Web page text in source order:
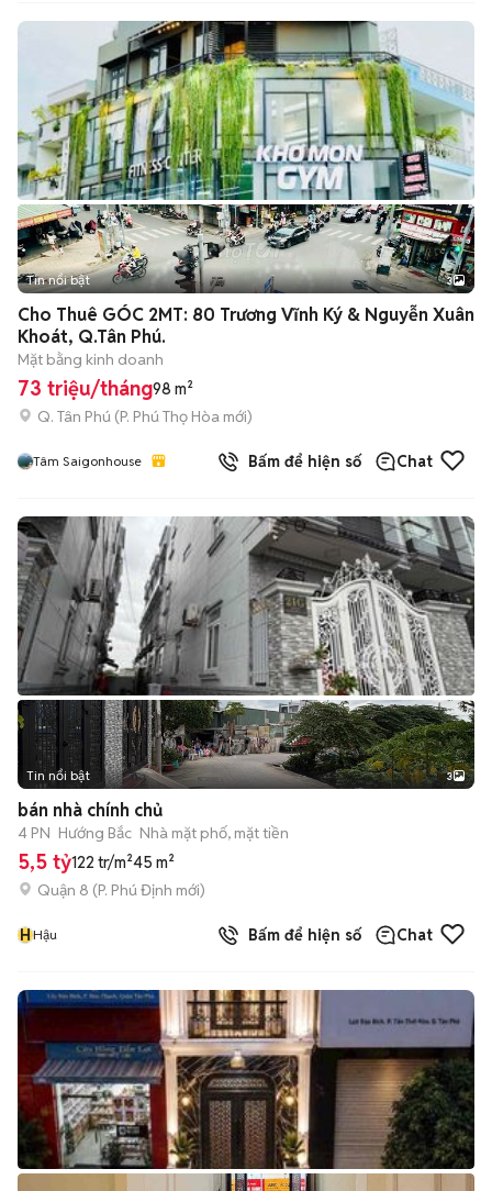
Tin nổi bật 3
Cho Thuê GÓC 2MT: 80 Trương Vĩnh Ký & Nguyễn Xuân
Khoát, Q.Tân Phú.
Mặt bằng kinh doanh
73 triệu/tháng98 m²
Q. Tân Phú (P. Phú Thọ Hòa mới)
Tâm Saigonhouse Bấm để hiện số Chat
Tin nổi bật 3
bán nhà chính chủ
4 PN Hướng Bắc Nhà mặt phố, mặt tiền
5,5 tỷ122 tr/m²45 m²
Quận 8 (P. Phú Định mới)
HHậu Bấm để hiện số Chat